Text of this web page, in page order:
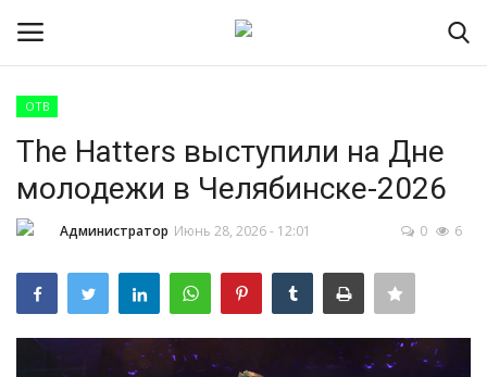
Главная
Южно-Уральский
колледж
ОТВ
The Hatters выступили на Дне
молодежи в Челябинске-2026
Администратор Июнь 28, 2026 - 12:01 0 6